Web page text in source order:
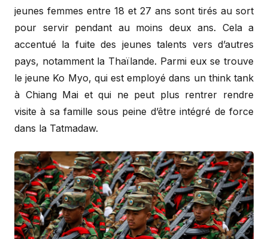
jeunes femmes entre 18 et 27 ans sont tirés au sort
pour servir pendant au moins deux ans. Cela a
accentué la fuite des jeunes talents vers d’autres
pays, notamment la Thaïlande. Parmi eux se trouve
le jeune Ko Myo, qui est employé dans un think tank
à Chiang Mai et qui ne peut plus rentrer rendre
visite à sa famille sous peine d’être intégré de force
dans la Tatmadaw.